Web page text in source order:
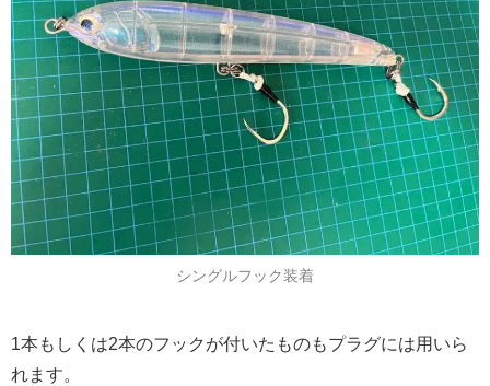
シングルフック装着
1本もしくは2本のフックが付いたものもプラグには用いら
れます。